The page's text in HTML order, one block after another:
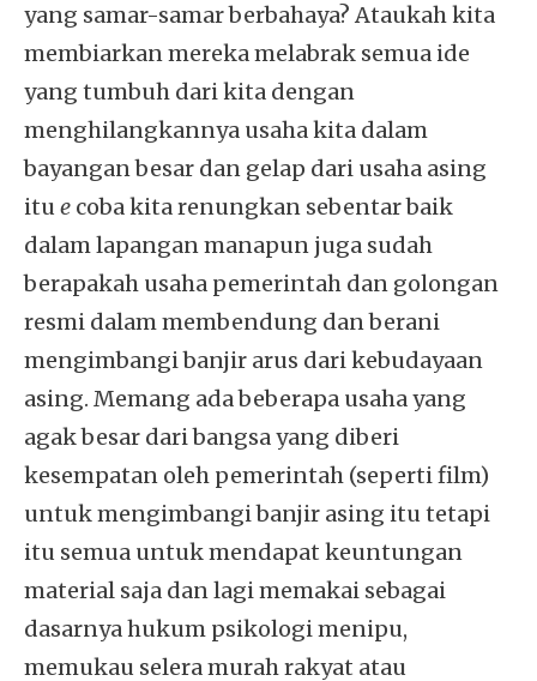
yang samar-samar berbahaya? Ataukah kita
membiarkan mereka melabrak semua ide
yang tumbuh dari kita dengan
menghilangkannya usaha kita dalam
bayangan besar dan gelap dari usaha asing
itue coba kita renungkan sebentar baik
dalam lapangan manapun juga sudah
berapakah usaha pemerintah dan golongan
resmi dalam membendung dan berani
mengimbangi banjir arus dari kebudayaan
asing. Memang ada beberapa usaha yang
agak besar dari bangsa yang diberi
kesempatan oleh pemerintah (seperti film)
untuk mengimbangi banjir asing itu tetapi
itu semua untuk mendapat keuntungan
material saja dan lagi memakai sebagai
dasarnya hukum psikologi menipu,
memukau selera murah rakyat atau